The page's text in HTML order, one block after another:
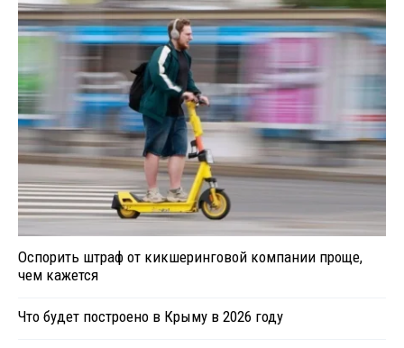
Оспорить штраф от кикшеринговой компании проще,
чем кажется
Что будет построено в Крыму в 2026 году